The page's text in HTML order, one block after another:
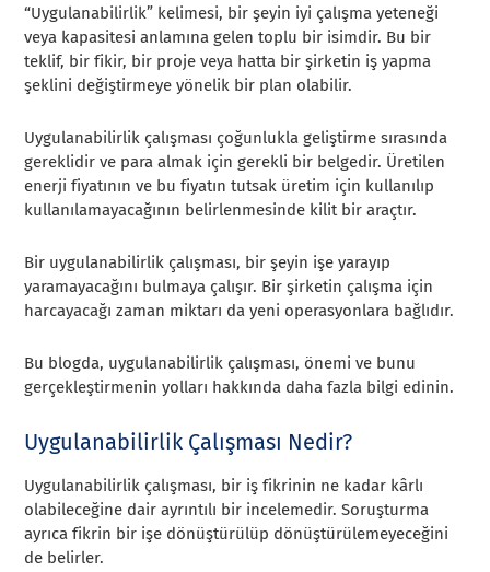
“Uygulanabilirlik” kelimesi, bir şeyin iyi çalışma yeteneği
veya kapasitesi anlamına gelen toplu bir isimdir. Bu bir
teklif, bir fikir, bir proje veya hatta bir şirketin iş yapma
şeklini değiştirmeye yönelik bir plan olabilir.
Uygulanabilirlik çalışması çoğunlukla geliştirme sırasında
gereklidir ve para almak için gerekli bir belgedir. Üretilen
enerji fiyatının ve bu fiyatın tutsak üretim için kullanılıp
kullanılamayacağının belirlenmesinde kilit bir araçtır.
Bir uygulanabilirlik çalışması, bir şeyin işe yarayıp
yaramayacağını bulmaya çalışır. Bir şirketin çalışma için
harcayacağı zaman miktarı da yeni operasyonlara bağlıdır.
Bu blogda, uygulanabilirlik çalışması, önemi ve bunu
gerçekleştirmenin yolları hakkında daha fazla bilgi edinin.
Uygulanabilirlik Çalışması Nedir?
Uygulanabilirlik çalışması, bir iş fikrinin ne kadar kârlı
olabileceğine dair ayrıntılı bir incelemedir. Soruşturma
ayrıca fikrin bir işe dönüştürülüp dönüştürülemeyeceğini
de belirler.